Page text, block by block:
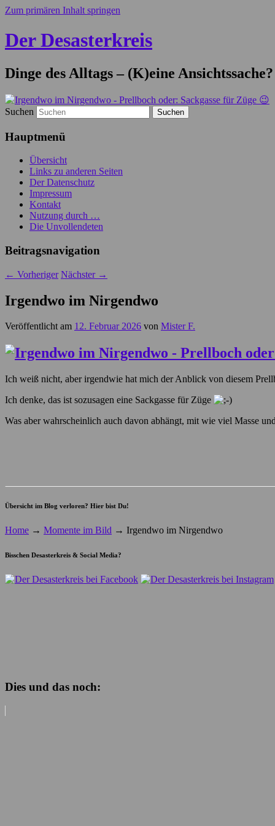
Zum primären Inhalt springen
Der Desasterkreis
Dinge des Alltags – (K)eine Ansichtssache?
Suchen
Hauptmenü
Übersicht
Links zu anderen Seiten
Der Datenschutz
Impressum
Kontakt
Nutzung durch …
Die Unvollendeten
Beitragsnavigation
← Vorheriger Nächster →
Irgendwo im Nirgendwo
Veröffentlicht am 12. Februar 2026 von Mister F.
Ich weiß nicht, aber irgendwie hat mich der Anblick von diesem
Ich denke, das ist sozusagen eine Sackgasse für Züge
Was aber wahrscheinlich auch davon abhängt, mit wie viel Masse
Übersicht im Blog verloren? Hier bist Du!
Home → Momente im Bild → Irgendwo im Nirgendwo
Bisschen Desasterkreis & Social Media?
Dies und das noch: